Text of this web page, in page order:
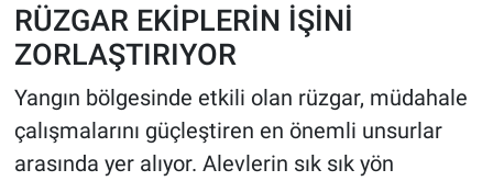
RÜZGAR EKİPLERİN İŞİNİ
ZORLAŞTIRIYOR
Yangın bölgesinde etkili olan rüzgar, müdahale
çalışmalarını güçleştiren en önemli unsurlar
arasında yer alıyor. Alevlerin sık sık yön